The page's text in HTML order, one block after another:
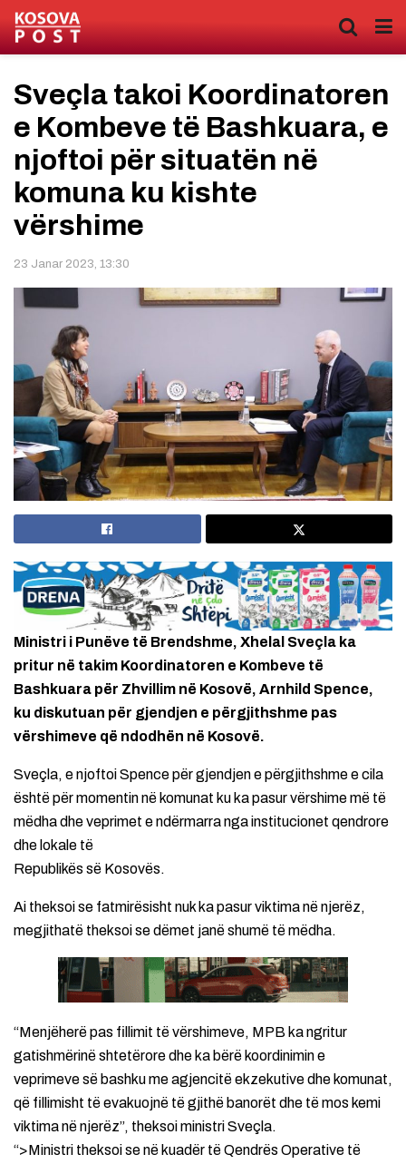
Sveçla takoi Koordinatoren
e Kombeve të Bashkuara, e
njoftoi për situatën në
komuna ku kishte
vërshime
23 Janar 2023, 13:30
Ministri i Punëve të Brendshme, Xhelal Sveçla ka
pritur në takim Koordinatoren e Kombeve të
Bashkuara për Zhvillim në Kosovë, Arnhild Spence,
ku diskutuan për gjendjen e përgjithshme pas
vërshimeve që ndodhën në Kosovë.
Sveçla, e njoftoi Spence për gjendjen e përgjithshme e cila
është për momentin në komunat ku ka pasur vërshime më të
mëdha dhe veprimet e ndërmarra nga institucionet qendrore
dhe lokale të
Republikës së Kosovës.
Ai theksoi se fatmirësisht nuk ka pasur viktima në njerëz,
megjithatë theksoi se dëmet janë shumë të mëdha.
“Menjëherë pas fillimit të vërshimeve, MPB ka ngritur
gatishmërinë shtetërore dhe ka bërë koordinimin e
veprimeve së bashku me agjencitë ekzekutive dhe komunat,
që fillimisht të evakuojnë të gjithë banorët dhe të mos kemi
viktima në njerëz”, theksoi ministri Sveçla.
“>Ministri theksoi se në kuadër të Qendrës Operative të